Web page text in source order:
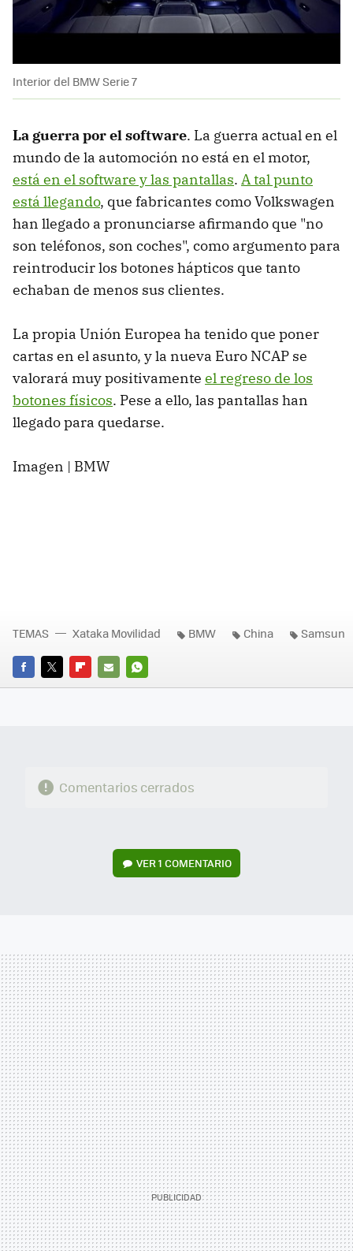
Interior del BMW Serie 7
La guerra por el software. La guerra actual en el
mundo de la automoción no está en el motor,
está en el software y las pantallas. A tal punto
está llegando, que fabricantes como Volkswagen
han llegado a pronunciarse afirmando que "no
son teléfonos, son coches", como argumento para
reintroducir los botones hápticos que tanto
echaban de menos sus clientes.
La propia Unión Europea ha tenido que poner
cartas en el asunto, y la nueva Euro NCAP se
valorará muy positivamente el regreso de los
botones físicos. Pese a ello, las pantallas han
llegado para quedarse.
Imagen | BMW
FACEBOOK
TWITTERFLIPBOARD
E-
WHATSAPP
TEMAS Xataka Movilidad BMW China Samsun
Comentarios cerrados
VER1 COMENTARIO